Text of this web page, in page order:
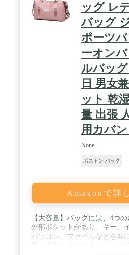
すめ。 / ✅【キャリーオンバ
ッグとしてキャリーバッグ、
能。バッグ背面にはスーツケ
れており、簡単にスーツケー
ーケースからズレ落ちる心配
移動がもっと楽になる！また
イズなので、バッグ１つで旅
め。 / ✅【撥水加工】耐久性
密度ナイロンオックスフォー
ので急な雨でも大丈夫。生地
傷もつきにくく、シワも出来
あり汚れた場合もお手入れが
能です。（洗濯機不可） / ✅
の500gしかないので子どもで
です。子供の修学旅行や宿泊
いサイズ感です。またシンプ
レー、ピンクの3カラー展開
単に折りたたみすることがで
で、22×33cmの大きさになり
た折りたたんでキャリーケー
サブバッグとしても活躍して
なシーンで活躍】 スポーツバ
ッグ レ
バッグ
ポーツ
ーオン
ルバッ
日 男女
ット 乾
量 出張
用カバ
None
ボストン バッグ
Amazonで詳
【大容量】バッグには、4つ
外部ポケットがあり、キー、
パソコン、ファイルなどを楽